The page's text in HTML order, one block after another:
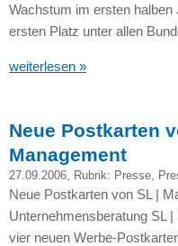
Wachstum im ersten
ersten Platz unter allen
weiterlesen »
Neue Postkarten
Management
27.09.2006, Rubrik: Presse,
Neue Postkarten von SL |
Unternehmensberatung SL
vier neuen Werbe-